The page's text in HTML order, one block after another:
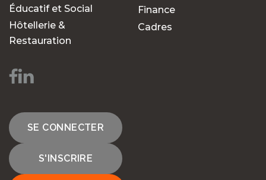
Éducatif et Social
Hôtellerie &
Restauration
Finance
Cadres
SE CONNECTER
S'INSCRIRE